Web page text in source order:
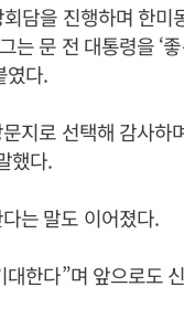
담을 진행하며 한미
문 전 대통령을 ‘
였다.
지로 선택해 감사하
했다.
는 말도 이어졌다.
한다”며 앞으로도